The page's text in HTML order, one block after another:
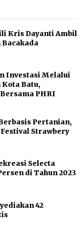
Kris Dayanti Ambil
Investasi Melalui
Batu,
PHRI
Pertanian,
Strawbery
Selecta
di Tahun 2023
42